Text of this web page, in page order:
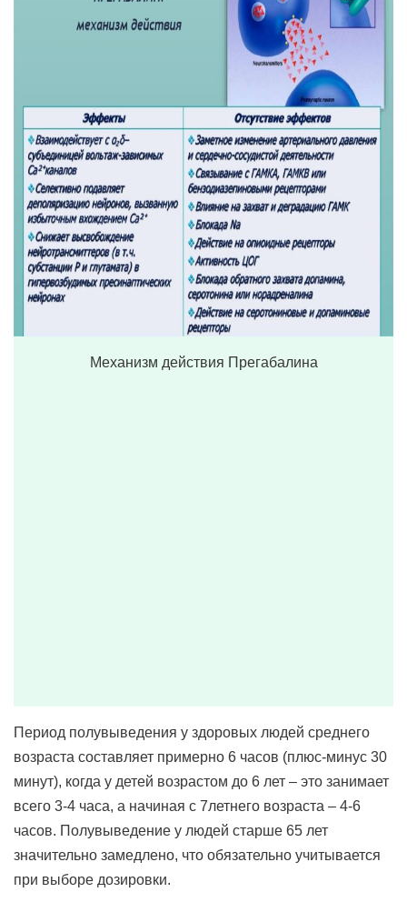
Механизм действия Прегабалина
Период полувыведения у здоровых людей среднего
возраста составляет примерно 6 часов (плюс-минус 30
минут), когда у детей возрастом до 6 лет – это занимает
всего 3-4 часа, а начиная с 7летнего возраста – 4-6
часов. Полувыведение у людей старше 65 лет
значительно замедлено, что обязательно учитывается
при выборе дозировки.